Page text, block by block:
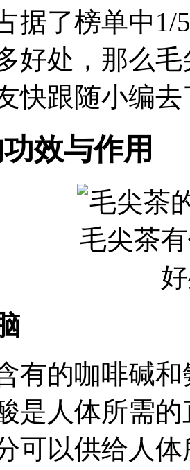
据了榜单中
好处，那么
快跟随小编去
效与作用
有的咖啡碱
是人体所需
可以供给人